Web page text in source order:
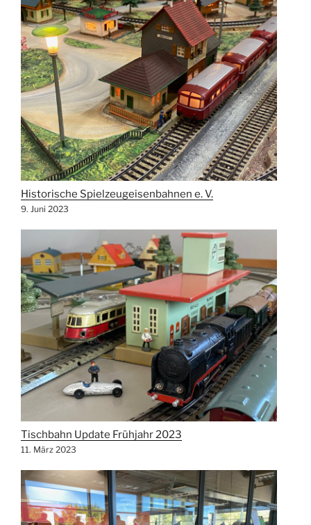
Historische Spielzeugeisenbahnen e. V.
9. Juni 2023
Tischbahn Update Frühjahr 2023
11. März 2023